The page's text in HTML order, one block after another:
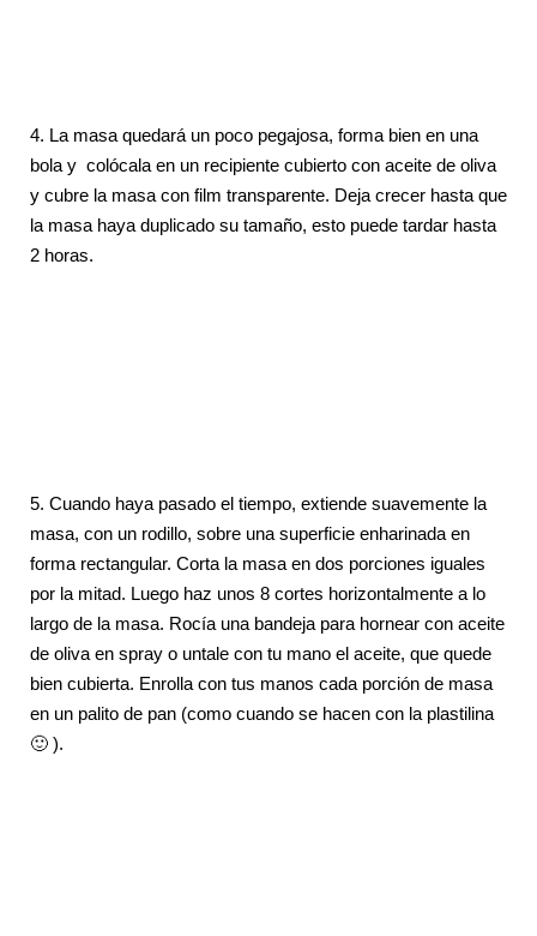
4. La masa quedará un poco pegajosa, forma bien en una
bola y colócala en un recipiente cubierto con aceite de oliva
y cubre la masa con film transparente. Deja crecer hasta que
la masa haya duplicado su tamaño, esto puede tardar hasta
2 horas.
5. Cuando haya pasado el tiempo, extiende suavemente la
masa, con un rodillo, sobre una superficie enharinada en
forma rectangular. Corta la masa en dos porciones iguales
por la mitad. Luego haz unos 8 cortes horizontalmente a lo
largo de la masa. Rocía una bandeja para hornear con aceite
de oliva en spray o untale con tu mano el aceite, que quede
bien cubierta. Enrolla con tus manos cada porción de masa
en un palito de pan (como cuando se hacen con la plastilina
🙂 ).